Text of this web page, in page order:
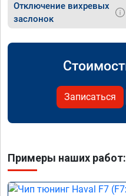
Отключение вихревых
заслонок
Записаться
Примеры наших работ: